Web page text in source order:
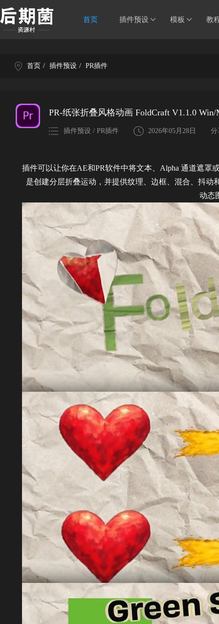
首页 插件预设 模板 教
首页 / 插件预设 / PR插件
PR-纸张折叠风格动画 FoldCraft V1.1.0 Win/
插件预设 / PR插件 2026年05月28日 分
插件可以让你在AE和PR软件中将文本、Alpha 通道遮
是创建分层折叠运动，并提供纹理、边框、混合、抖
动态